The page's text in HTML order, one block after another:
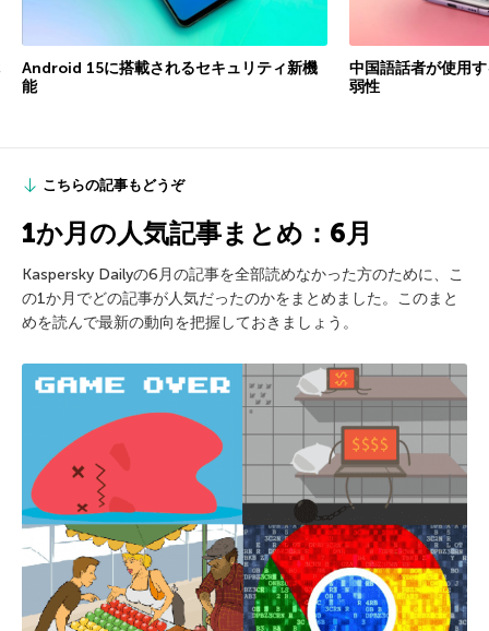
Android 15に搭載されるセキュリティ新機
能
中国語話者が使用
弱性
こちらの記事もどうぞ
1か月の人気記事まとめ：6月
Kaspersky Dailyの6月の記事を全部読めなかった方のために、こ
の1か月でどの記事が人気だったのかをまとめました。このまと
めを読んで最新の動向を把握しておきましょう。